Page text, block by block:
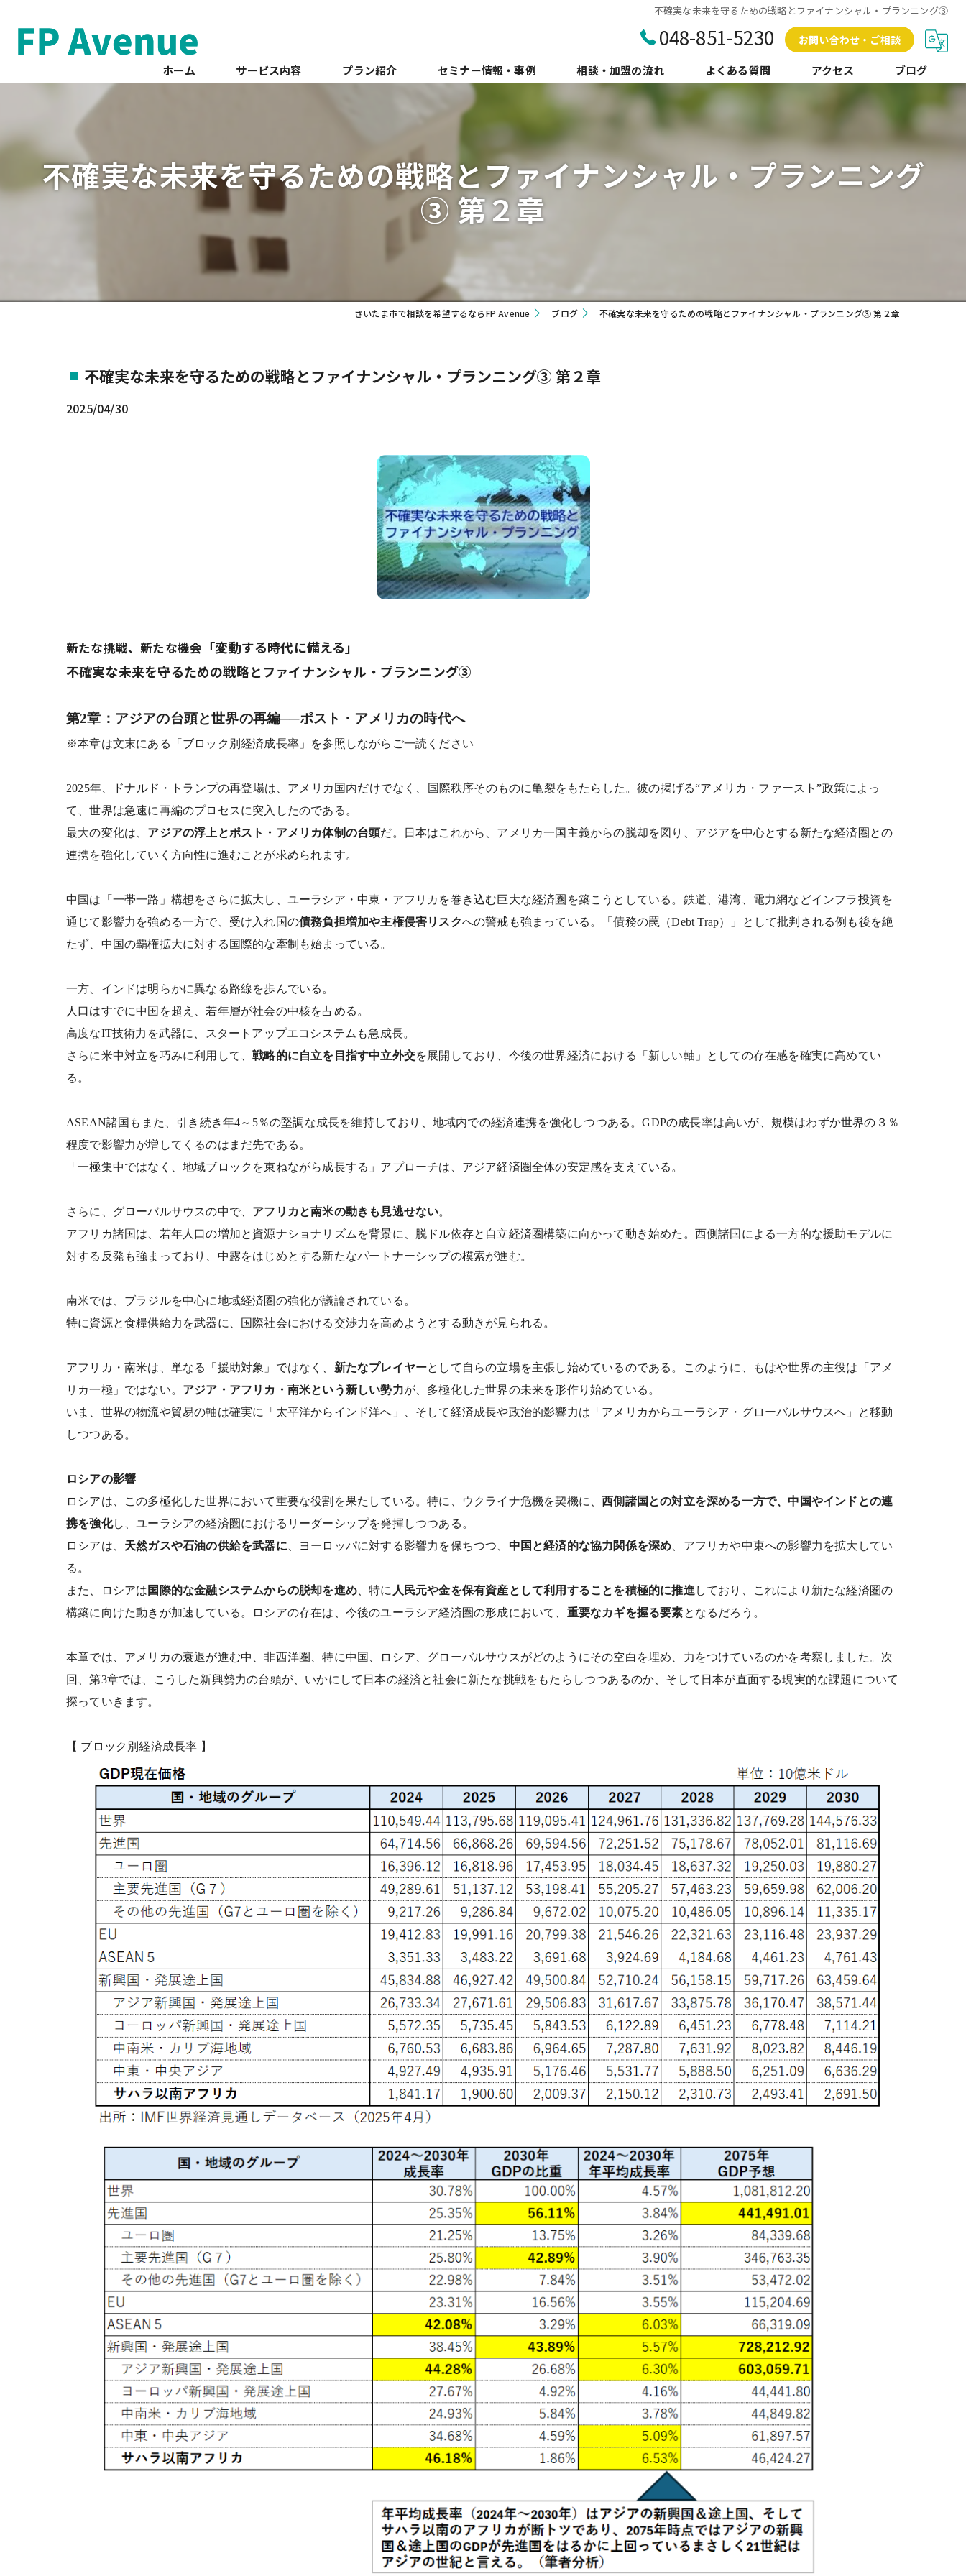
不確実な未来を守るための戦略とファイナンシャル・プランニング③
048-851-5230 お問い合わせ・ご相談
ホーム サービス内容 プラン紹介 セミナー情報・事例 相談・加盟の流れ よくある質問 アクセス ブログ
不確実な未来を守るための戦略とファイナンシャル・プランニング
③ 第２章
さいたま市で相談を希望するならFP Avenue ブログ 不確実な未来を守るための戦略とファイナンシャル・プランニング③ 第２章
不確実な未来を守るための戦略とファイナンシャル・プランニング③ 第２章
2025/04/30
新たな挑戦、新たな機会 「変動する時代に備える」
不確実な未来を守るための戦略とファイナンシャル・プランニング③
第2章：アジアの台頭と世界の再編──ポスト・アメリカの時代へ
※本章は文末にある「ブロック別経済成長率」を参照しながらご一読ください
2025年、ドナルド・トランプの再登場は、アメリカ国内だけでなく、国際秩序そのものに亀裂をもたらした。彼の掲げる“アメリカ・ファースト”政策によっ
て、世界は急速に再編のプロセスに突入したのである。
最大の変化は、 アジアの浮上とポスト・アメリカ体制の台頭だ。日本はこれから、アメリカ一国主義からの脱却を図り、アジアを中心とする新たな経済圏との
連携を強化していく方向性に進むことが求められます。
中国は「一帯一路」構想をさらに拡大し、ユーラシア・中東・アフリカを巻き込む巨大な経済圏を築こうとしている。鉄道、港湾、電力網などインフラ投資を
通じて影響力を強める一方で、受け入れ国の債務負担増加や主権侵害リスクへの警戒も強まっている。「債務の罠（Debt Trap）」として批判される例も後を絶
たず、中国の覇権拡大に対する国際的な牽制も始まっている。
一方、インドは明らかに異なる路線を歩んでいる。
人口はすでに中国を超え、若年層が社会の中核を占める。
高度なIT技術力を武器に、スタートアップエコシステムも急成長。
さらに米中対立を巧みに利用して、戦略的に自立を目指す中立外交を展開しており、今後の世界経済における「新しい軸」としての存在感を確実に高めてい
る。
ASEAN諸国もまた、引き続き年4～5％の堅調な成長を維持しており、地域内での経済連携を強化しつつある。GDPの成長率は高いが、規模はわずか世界の３％
程度で影響力が増してくるのはまだ先である。
「一極集中ではなく、地域ブロックを束ねながら成長する」アプローチは、アジア経済圏全体の安定感を支えている。
さらに、グローバルサウスの中で、 アフリカと南米の動きも見逃せない。
アフリカ諸国は、若年人口の増加と資源ナショナリズムを背景に、脱ドル依存と自立経済圏構築に向かって動き始めた。西側諸国による一方的な援助モデルに
対する反発も強まっており、中露をはじめとする新たなパートナーシップの模索が進む。
南米では、ブラジルを中心に地域経済圏の強化が議論されている。
特に資源と食糧供給力を武器に、国際社会における交渉力を高めようとする動きが見られる。
アフリカ・南米は、単なる「援助対象」ではなく、 新たなプレイヤーとして自らの立場を主張し始めているのである。このように、もはや世界の主役は「アメ
リカ一極」ではない。 アジア・アフリカ・南米という新しい勢力が、多極化した世界の未来を形作り始めている。
いま、世界の物流や貿易の軸は確実に「太平洋からインド洋へ」、そして経済成長や政治的影響力は「アメリカからユーラシア・グローバルサウスへ」と移動
しつつある。
ロシアの影響
ロシアは、この多極化した世界において重要な役割を果たしている。特に、ウクライナ危機を契機に、西側諸国との対立を深める一方で、中国やインドとの連
携を強化し、ユーラシアの経済圏におけるリーダーシップを発揮しつつある。
ロシアは、 天然ガスや石油の供給を武器に 、ヨーロッパに対する影響力を保ちつつ、 中国と経済的な協力関係を深め 、アフリカや中東への影響力を拡大してい
る。
また、ロシアは 国際的な金融システムからの脱却を進め 、特に 人民元や金を保有資産として利用することを積極的に推進 しており、これにより新たな経済圏の
構築に向けた動きが加速している。ロシアの存在は、今後のユーラシア経済圏の形成において、 重要なカギを握る要素となるだろう。
本章では、アメリカの衰退が進む中、非西洋圏、特に中国、ロシア、グローバルサウスがどのようにその空白を埋め、力をつけているのかを考察しました。次
回、第3章では、こうした新興勢力の台頭が、いかにして日本の経済と社会に新たな挑戦をもたらしつつあるのか、そして日本が直面する現実的な課題について
探っていきます。
【 ブロック別経済成長率 】